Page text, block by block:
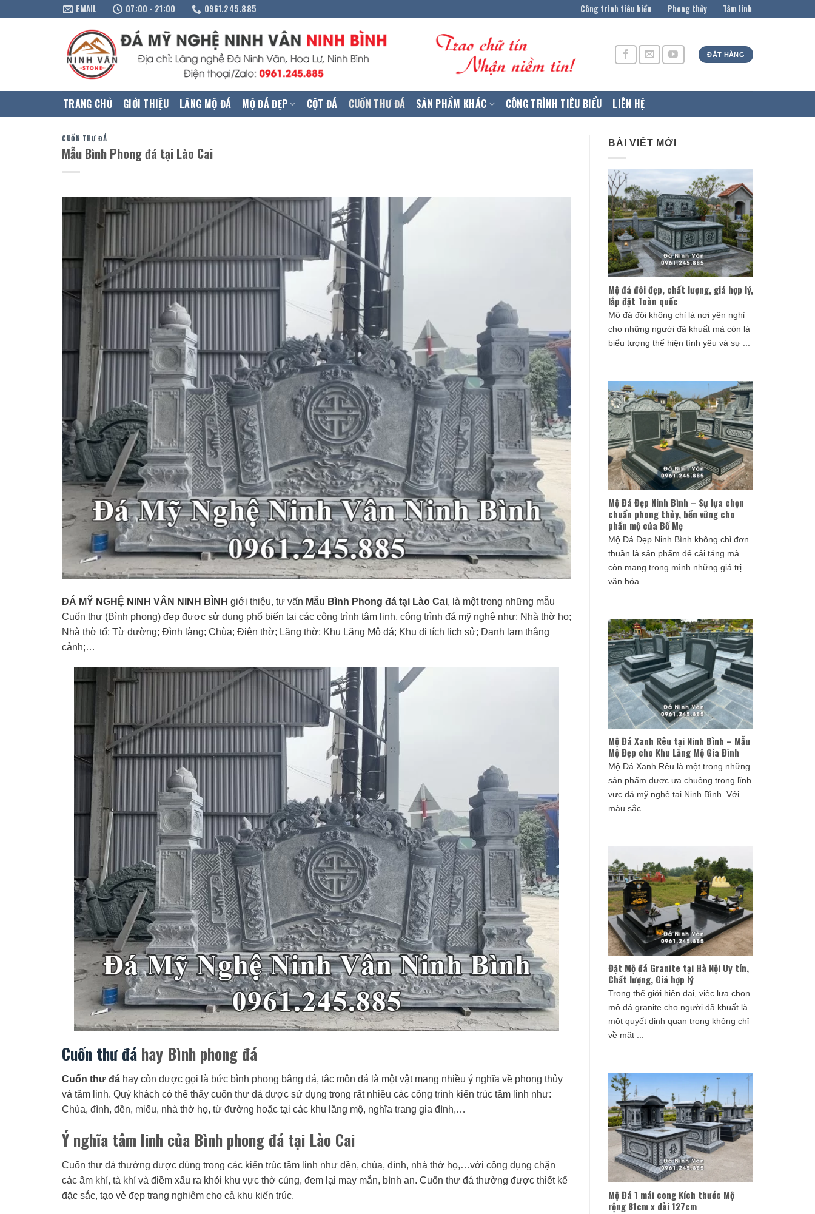
EMAIL 07:00 - 21:00 0961.245.885 Công trình tiêu biểu Phong thủy Tâm linh
ĐẶT HÀNG
TRANG CHỦ GIỚI THIỆU LĂNG MỘ ĐÁ MỘ ĐÁ ĐẸP CỘT ĐÁ CUỐN THƯ ĐÁ SẢN PHẨM KHÁC CÔNG TRÌNH TIÊU BIỂU LIÊN HỆ
CUỐN THƯ ĐÁ
Mẫu Bình Phong đá tại Lào Cai
ĐÁ MỸ NGHỆ NINH VÂN NINH BÌNH giới thiệu, tư vấn Mẫu Bình Phong đá tại Lào Cai, là một trong những mẫu
Cuốn thư (Bình phong) đẹp được sử dụng phổ biến tại các công trình tâm linh, công trình đá mỹ nghệ như: Nhà thờ họ;
Nhà thờ tổ; Từ đường; Đình làng; Chùa; Điện thờ; Lăng thờ; Khu Lăng Mộ đá; Khu di tích lịch sử; Danh lam thắng
cảnh;…
Cuốn thư đá hay Bình phong đá
Cuốn thư đá hay còn được gọi là bức bình phong bằng đá, tắc môn đá là một vật mang nhiều ý nghĩa về phong thủy
và tâm linh. Quý khách có thể thấy cuốn thư đá được sử dụng trong rất nhiều các công trình kiến trúc tâm linh như:
Chùa, đình, đền, miếu, nhà thờ họ, từ đường hoặc tại các khu lăng mộ, nghĩa trang gia đình,…
Ý nghĩa tâm linh của Bình phong đá tại Lào Cai
Cuốn thư đá thường được dùng trong các kiến trúc tâm linh như đền, chùa, đình, nhà thờ họ,…với công dụng chặn
các âm khí, tà khí và điềm xấu ra khỏi khu vực thờ cúng, đem lại may mắn, bình an. Cuốn thư đá thường được thiết kế
đặc sắc, tạo vẻ đẹp trang nghiêm cho cả khu kiến trúc.
BÀI VIẾT MỚI
Mộ đá đôi đẹp, chất lượng, giá hợp lý,
lắp đặt Toàn quốc
Mộ đá đôi không chỉ là nơi yên nghỉ
cho những người đã khuất mà còn là
biểu tượng thể hiện tình yêu và sự ...
Mộ Đá Đẹp Ninh Bình – Sự lựa chọn
chuẩn phong thủy, bền vững cho
phần mộ của Bố Mẹ
Mộ Đá Đẹp Ninh Bình không chỉ đơn
thuần là sản phẩm để cải táng mà
còn mang trong mình những giá trị
văn hóa ...
Mộ Đá Xanh Rêu tại Ninh Bình – Mẫu
Mộ Đẹp cho Khu Lăng Mộ Gia Đình
Mộ Đá Xanh Rêu là một trong những
sản phẩm được ưa chuộng trong lĩnh
vực đá mỹ nghệ tại Ninh Bình. Với
màu sắc ...
Đặt Mộ đá Granite tại Hà Nội Uy tín,
Chất lượng, Giá hợp lý
Trong thế giới hiện đại, việc lựa chọn
mộ đá granite cho người đã khuất là
một quyết định quan trọng không chỉ
về mặt ...
Mộ Đá 1 mái cong Kích thước Mộ
rộng 81cm x dài 127cm